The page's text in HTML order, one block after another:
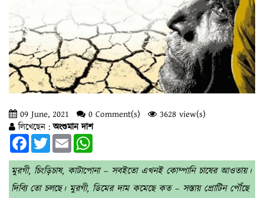
09 June, 2021 0 Comment(s)
3628 view(s)
লিখেছেন :অংশুমান দাশ
FacebookTwitterEmail
মুরগী, চিংড়িচাষ, কাটাপোনা – সবইতো এখনই কোম্পানি চাষের আওতায়।
দিব্যি তো চলছে। মুরগী, ডিমের দাম কমেছে কত – সস্তায় প্রোটিন পৌঁছে